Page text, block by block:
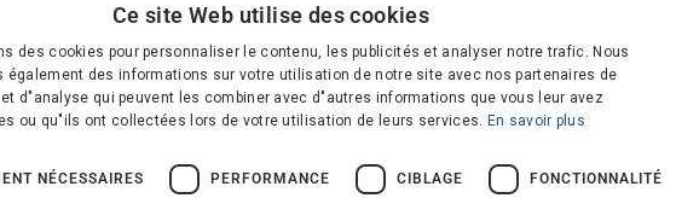
plus efficace de nettoyer complètement
d’un filtre HEPA de série, qui retient les
élimine des surfaces ainsi que de l’air de
dans un aspirateur doté d’une
l’une des meilleures de sa catégorie en
FRENCH
Ce site Web utilise des cookies
des cookies pour personnaliser le contenu, les publicités et analyser notre trafic. Nous
également des informations sur votre utilisation de notre site avec nos partenaires de
d"analyse qui peuvent les combiner avec d"autres informations que vous leur avez
ou qu"ils ont collectées lors de votre utilisation de leurs services. En savoir plus
NÉCESSAIRES PERFORMANCE CIBLAGE FONCTIONNALITÉ